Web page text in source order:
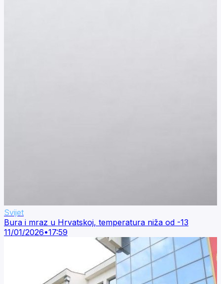
Svijet
Bura i mraz u Hrvatskoj, temperatura niža od -13
11/01/2026•17:59